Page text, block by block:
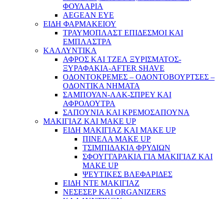
ΦΟΥΛΑΡΙΑ
AEGEAN EYE
ΕΙΔΗ ΦΑΡΜΑΚΕΙΟΥ
ΤΡΑΥΜΟΠΛΑΣΤ ΕΠΙΔΕΣΜΟΙ ΚΑΙ
ΕΜΠΛΑΣΤΡΑ
ΚΑΛΛΥΝΤΙΚΑ
ΑΦΡΟΣ ΚΑΙ ΤΖΕΛ ΞΥΡΙΣΜΑΤΟΣ-
ΞΥΡΑΦΑΚΙΑ-AFTER SHAVE
ΟΔΟΝΤΟΚΡΕΜΕΣ – ΟΔΟΝΤΟΒΟΥΡΤΣΕΣ –
ΟΔΟΝΤΙΚΑ ΝΗΜΑΤΑ
ΣΑΜΠΟΥΑΝ-ΛΑΚ-ΣΠΡΕΥ ΚΑΙ
ΑΦΡΟΛΟΥΤΡΑ
ΣΑΠΟΥΝΙΑ ΚΑΙ ΚΡΕΜΟΣΑΠΟΥΝΑ
ΜΑΚΙΓΙΑΖ ΚΑΙ MAKE UP
ΕΙΔΗ ΜΑΚΙΓΙΑΖ ΚΑΙ MAKE UP
ΠΙΝΕΛΑ MAKE UP
ΤΣΙΜΠΙΔΑΚΙΑ ΦΡΥΔΙΩΝ
ΣΦΟΥΓΓΑΡΑΚΙΑ ΓΙΑ ΜΑΚΙΓΙΑZ ΚΑΙ
MAKE UP
ΨΕΥΤΙΚΕΣ ΒΛΕΦΑΡΙΔΕΣ
ΕΙΔΗ ΝΤΕ ΜΑΚΙΓΙΑΖ
ΝΕΣΕΣΕΡ ΚΑΙ ORGANIZERS